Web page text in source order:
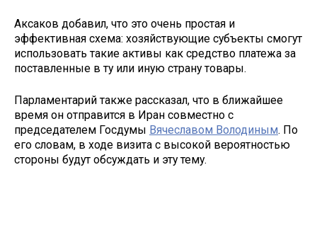
Аксаков добавил, что это очень простая и
эффективная схема: хозяйствующие субъекты смогут
использовать такие активы как средство платежа за
поставленные в ту или иную страну товары.
Парламентарий также рассказал, что в ближайшее
время он отправится в Иран совместно с
председателем Госдумы Вячеславом Володиным. По
его словам, в ходе визита с высокой вероятностью
стороны будут обсуждать и эту тему.